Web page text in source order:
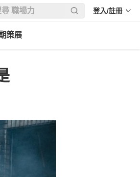
登入/註冊
策展